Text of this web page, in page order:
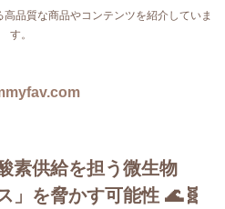
品質な商品やコンテンツを紹介していま
す。
素供給を担う微生物
」を脅かす可能性 🌊🧬